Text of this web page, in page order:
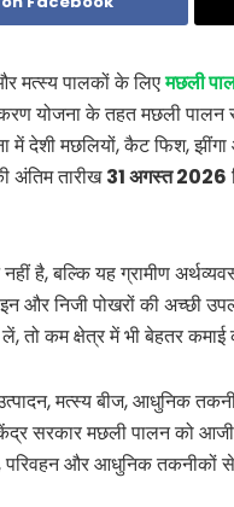
मत्स्य पालकों के लिएमछली
योजना के तहत मछली पालन
देशी मछलियों, कैट फिश,
अंतिम तारीख31 अगस्त 2026
है, बल्कि यह ग्रामीण
और निजी पोखरों की अच्छी
तो कम क्षेत्र में भी बेहतर
मत्स्य बीज, आधुनिक
सरकार मछली पालन को
परिवहन और आधुनिक